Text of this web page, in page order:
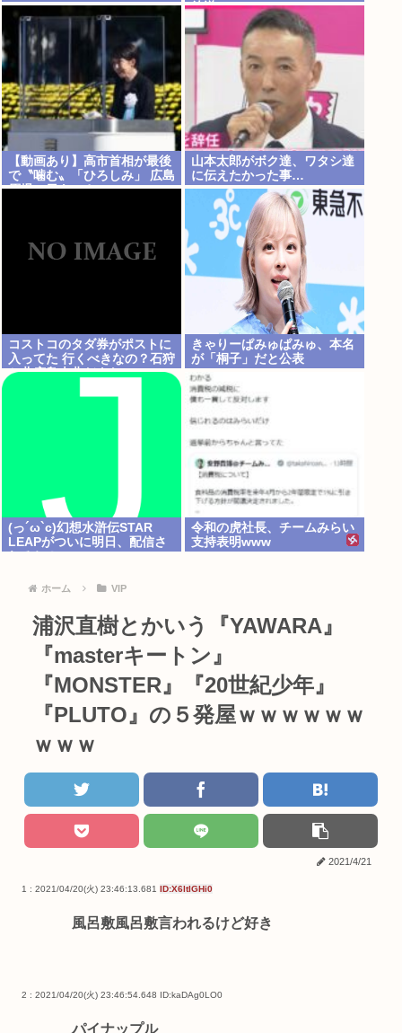
放送
【動画あり】高市首相が最後
で〝噛む〟「ひろしみ」 広島
原爆の日あいさつ
山本太郎がボク達、ワタシ達
に伝えたかった事…
コストコのタダ券がポストに
入ってた 行くべきなの？石狩
か北広島大曲だよな
きゃりーぱみゅぱみゅ、本名
が「桐子」だと公表
(っ´ω`c)幻想水滸伝STAR
LEAPがついに明日、配信さ
令和の虎社長、チームみらい
支持表明www
ホーム VIP
浦沢直樹とかいう『YAWARA』
『masterキートン』
『MONSTER』『20世紀少年』
『PLUTO』の５発屋ｗｗｗｗｗｗ
ｗｗｗ
2021/4/21
1 : 2021/04/20(火) 23:46:13.681 ID:X6ltIGHi0
風呂敷風呂敷言われるけど好き
2 : 2021/04/20(火) 23:46:54.648 ID:kaDAg0LO0
パイナップル